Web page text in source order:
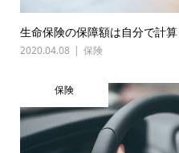
生命保険の保障額は自分で計
2020.04.08 保険
保険